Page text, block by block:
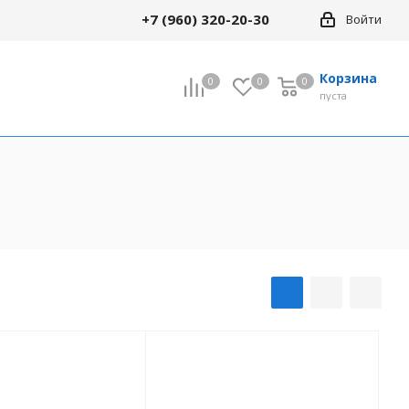
Войти
+7 (960) 320-20-30
0 0 Корзина
0
пуста
0